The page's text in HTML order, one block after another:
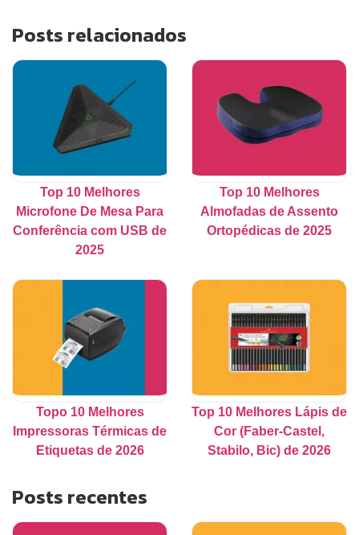
Posts relacionados
Top 10 Melhores
Microfone De Mesa Para
Conferência com USB de
2025
Top 10 Melhores
Almofadas de Assento
Ortopédicas de 2025
Topo 10 Melhores
Impressoras Térmicas de
Etiquetas de 2026
Top 10 Melhores Lápis de
Cor (Faber-Castel,
Stabilo, Bic) de 2026
Posts recentes